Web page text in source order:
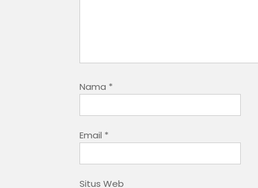
Nama *
Email *
Situs Web